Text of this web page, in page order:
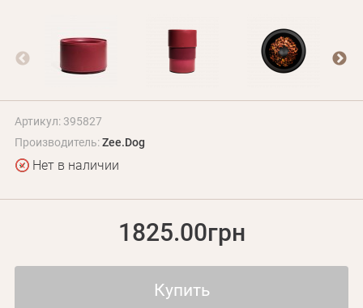
Артикул: 395827
Производитель:Zee.Dog
Нет в наличии
1825.00грн
Купить